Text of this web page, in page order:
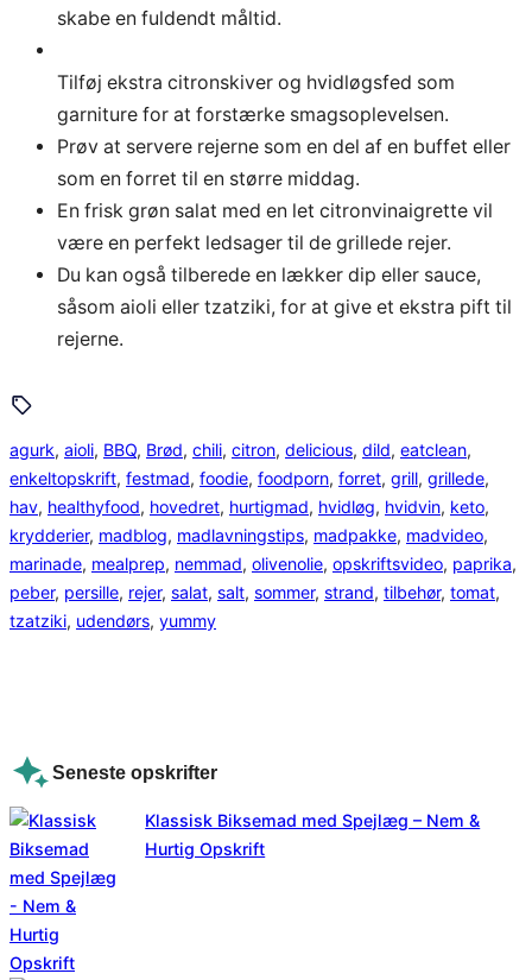
skabe en fuldendt måltid.
Tilføj ekstra citronskiver og hvidløgsfed som
garniture for at forstærke smagsoplevelsen.
Prøv at servere rejerne som en del af en buffet eller
som en forret til en større middag.
En frisk grøn salat med en let citronvinaigrette vil
være en perfekt ledsager til de grillede rejer.
Du kan også tilberede en lækker dip eller sauce,
såsom aioli eller tzatziki, for at give et ekstra pift til
rejerne.
agurk, aioli, BBQ, Brød, chili, citron, delicious, dild, eatclean
enkeltopskrift, festmad, foodie, foodporn, forret, grill, grillede
hav, healthyfood, hovedret, hurtigmad, hvidløg, hvidvin, keto
krydderier, madblog, madlavningstips, madpakke, madvideo
marinade, mealprep, nemmad, olivenolie, opskriftsvideo, paprika
peber, persille, rejer, salat, salt, sommer, strand, tilbehør, tomat
tzatziki, udendørs, yummy
Seneste opskrifter
Klassisk Biksemad med Spejlæg – Nem &
Hurtig Opskrift